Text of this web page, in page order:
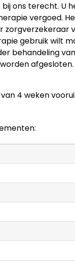
ons terecht. U
vergoed.
gebruik wilt
behandeling
afgesloten.
4 weken